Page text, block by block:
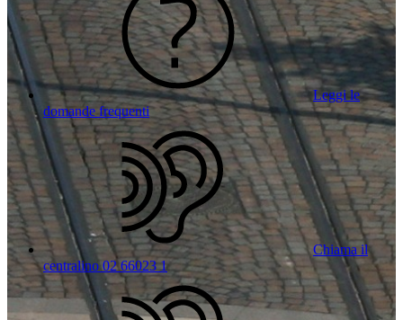
Leggi le
domande frequenti
Chiama il
centralino 02 66023 1